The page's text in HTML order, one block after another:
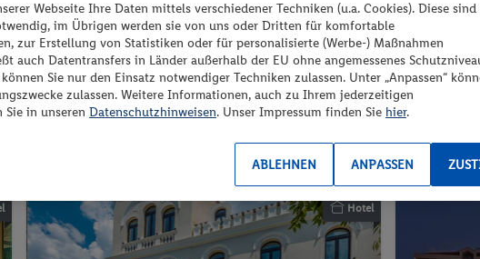
15.10.2026 - 17.10.2026
Standard Doppelzimmer
Ohne Verpflegung
p.P. ab
135.-
2 Pers. / 2 Nächte
/ 270 € Gesamt
27.10.2026 -
Frühstück
flexible
Stornierung
Hotel
Webseite Ihre Daten mittels verschiedener Techniken (u.a. Cookies). Diese sind
im Übrigen werden sie von uns oder Dritten für komfortable
zur Erstellung von Statistiken oder für personalisierte (Werbe-) Maßnahmen
auch Datentransfers in Länder außerhalb der EU ohne angemessenes
Sie nur den Einsatz notwendiger Techniken zulassen. Unter „Anpassen“
zulassen. Weitere Informationen, auch zu Ihrem jederzeitigen
in unseren Datenschutzhinweisen. Unser Impressum finden Sie hier.
ANPASSEN
ABLEHNEN